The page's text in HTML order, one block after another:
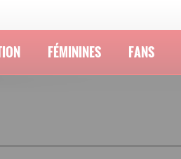
FÉMININES FANS